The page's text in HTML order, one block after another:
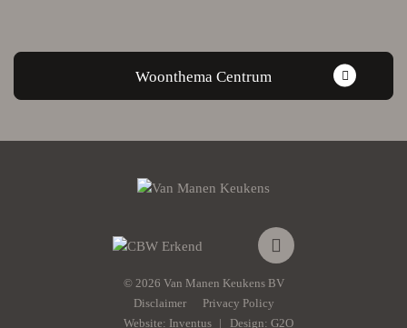
Woonthema Centrum
© 2026 Van Manen Keukens BV
Disclaimer
Privacy Policy
Website: Inventus Design: G2O